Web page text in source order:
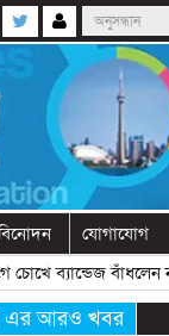
যোগাযোগ
ব্যান্ডেজ বাঁধলেন
এর আরও খবর